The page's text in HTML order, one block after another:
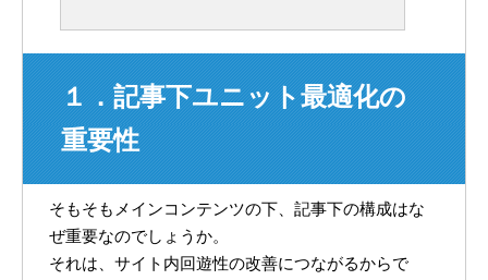
１．記事下ユニット最適化の
重要性
そもそもメインコンテンツの下、記事下の構成はな
ぜ重要なのでしょうか。
それは、サイト内回遊性の改善につながるからで